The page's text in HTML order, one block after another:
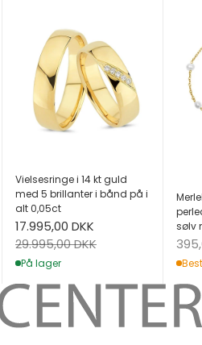
Vielsesringe i 14 kt guld
med 5 brillanter i bånd på i
alt 0,05ct
Salgspris
17.995,00 DKK
Normalpris
29.995,00 DKK
På lager
sølv